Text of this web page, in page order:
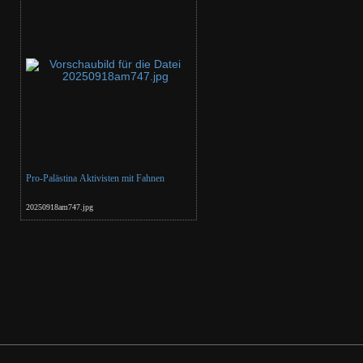
Pro-Palästina Aktivisten mit Fahnen
20250918am747.jpg